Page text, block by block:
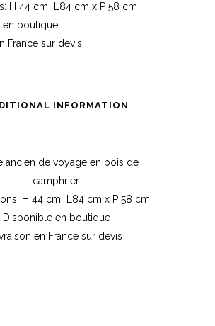
H 44 cm L84 cm x P 58 cm
en boutique
France sur devis
INFORMATION
ancien de voyage en bois de
camphrier.
H 44 cm L84 cm x P 58 cm
Disponible en boutique
en France sur devis